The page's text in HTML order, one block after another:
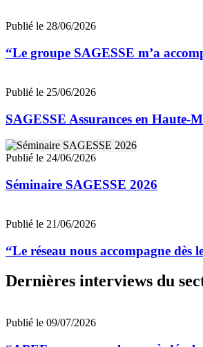
Publié le 28/06/2026
“Le groupe SAGESSE m’a
Publié le 25/06/2026
SAGESSE Assurances en
Publié le 24/06/2026
Séminaire SAGESSE 2026
Publié le 21/06/2026
“Le réseau nous accompagne dès
Dernières interviews du
Publié le 09/07/2026